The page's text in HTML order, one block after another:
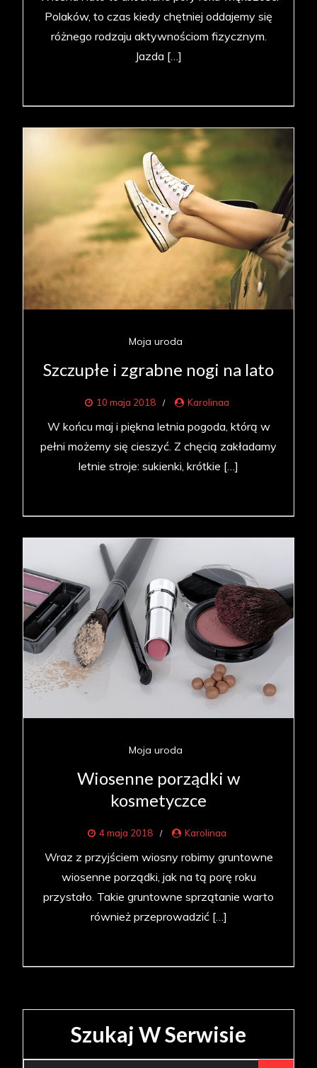
Polaków, to czas kiedy chętniej oddajemy się
różnego rodzaju aktywnościom fizycznym.
Jazda […]
Moja uroda
Szczupłe i zgrabne nogi na lato
10 maja 2018 Karolinaa
W końcu maj i piękna letnia pogoda, którą w
pełni możemy się cieszyć. Z chęcią zakładamy
letnie stroje: sukienki, krótkie […]
Moja uroda
Wiosenne porządki w
kosmetyczce
4 maja 2018 Karolinaa
Wraz z przyjściem wiosny robimy gruntowne
wiosenne porządki, jak na tą porę roku
przystało. Takie gruntowne sprzątanie warto
również przeprowadzić […]
Szukaj W Serwisie